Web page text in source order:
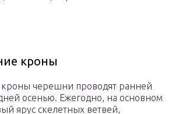
кроны
черешни проводят ранней
осенью. Ежегодно, на основном
ярус скелетных ветвей,